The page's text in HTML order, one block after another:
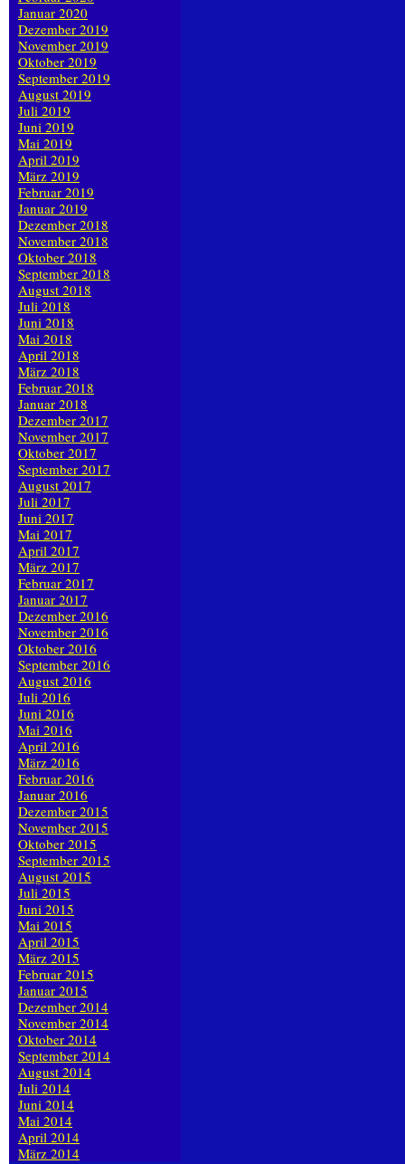
Januar 2020
Dezember 2019
November 2019
Oktober 2019
September 2019
August 2019
Juli 2019
Juni 2019
Mai 2019
April 2019
März 2019
Februar 2019
Januar 2019
Dezember 2018
November 2018
Oktober 2018
September 2018
August 2018
Juli 2018
Juni 2018
Mai 2018
April 2018
März 2018
Februar 2018
Januar 2018
Dezember 2017
November 2017
Oktober 2017
September 2017
August 2017
Juli 2017
Juni 2017
Mai 2017
April 2017
März 2017
Februar 2017
Januar 2017
Dezember 2016
November 2016
Oktober 2016
September 2016
August 2016
Juli 2016
Juni 2016
Mai 2016
April 2016
März 2016
Februar 2016
Januar 2016
Dezember 2015
November 2015
Oktober 2015
September 2015
August 2015
Juli 2015
Juni 2015
Mai 2015
April 2015
März 2015
Februar 2015
Januar 2015
Dezember 2014
November 2014
Oktober 2014
September 2014
August 2014
Juli 2014
Juni 2014
Mai 2014
April 2014
März 2014